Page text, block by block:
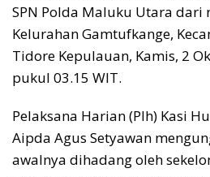
SPN Polda Maluku Utara dari
Kelurahan Gamtufkange,
Tidore Kepulauan, Kamis, 2
pukul 03.15 WIT.
Pelaksana Harian (Plh) Kasi
Aipda Agus Setyawan
awalnya dihadang oleh